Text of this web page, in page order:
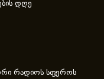
დღე
რადიოს სფეროს